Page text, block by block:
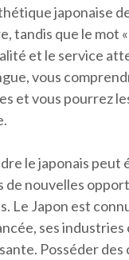
japonaise
tandis que le mot
et le service
vous
et vous pourrez
le japonais peut
de nouvelles
Le Japon est
ses industries
Posséder des